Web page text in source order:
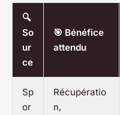
🔍
So
ur
ce
🎯 Bénéfice
attendu
Sp
or
Récupératio
n,